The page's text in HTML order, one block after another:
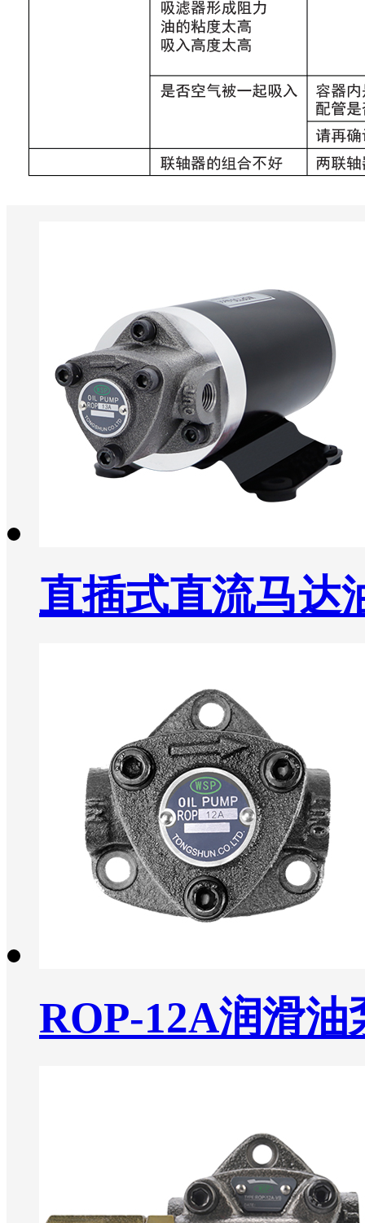
直插式直流马达
ROP-12A润滑油